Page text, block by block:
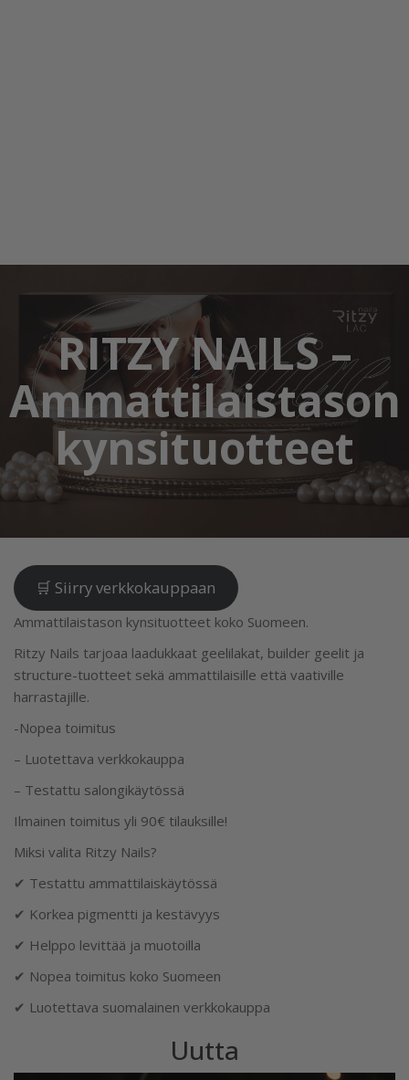
RITZY NAILS –
Ammattilaistason
kynsituotteet
🛒 Siirry verkkokauppaan
Ammattilaistason kynsituotteet koko Suomeen.
Ritzy Nails tarjoaa laadukkaat geelilakat, builder geelit ja
structure-tuotteet sekä ammattilaisille että vaativille
harrastajille.
-Nopea toimitus
– Luotettava verkkokauppa
– Testattu salongikäytössä
Ilmainen toimitus yli 90€ tilauksille!
Miksi valita Ritzy Nails?
✔ Testattu ammattilaiskäytössä
✔ Korkea pigmentti ja kestävyys
✔ Helppo levittää ja muotoilla
✔ Nopea toimitus koko Suomeen
✔ Luotettava suomalainen verkkokauppa
Uutta